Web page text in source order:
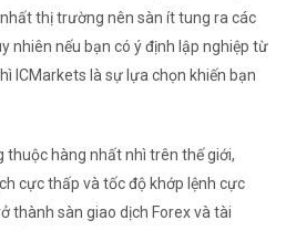
thị trường nên sàn ít tung ra các
nhiên nếu bạn có ý định lập nghiệp từ
ICMarkets là sự lựa chọn khiến bạn
thuộc hàng nhất nhì trên thế giới,
cực thấp và tốc độ khớp lệnh cực
thành sàn giao dịch Forex và tài